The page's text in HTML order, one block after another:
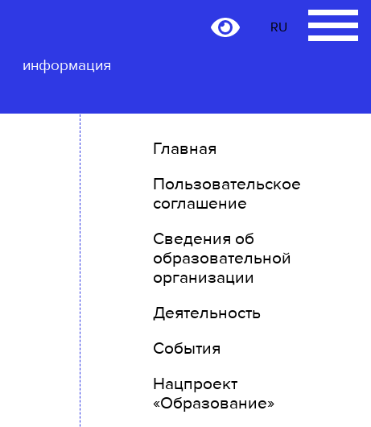
информация
RU
Главная
Пользовательское
соглашение
Сведения об
образовательной
организации
Деятельность
События
Нацпроект
«Образование»